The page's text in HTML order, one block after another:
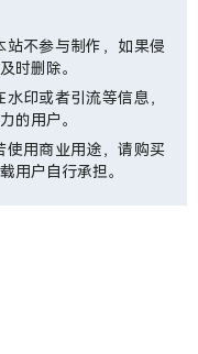
不参与制作，如果侵
时删除。
印或者引流等信息，
的用户。
使用商业用途，请购买
用户自行承担。